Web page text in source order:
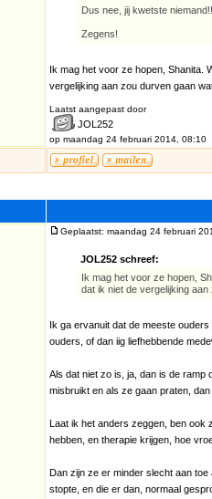
Dus nee, jij kwetste
Zegens!
Ik mag het voor ze hopen, Shanita.
vergelijking aan zou durven gaan
Laatst aangepast door
JOL252
op maandag 24 februari 2014, 08:10
Geplaatst: maandag 24 februari
JOL252 schreef:
Ik mag het voor ze hopen,
dat ik niet de vergelijking
Ik ga ervanuit dat de meeste
ouders, of dan iig liefhebbende
Als dat niet zo is, ja, dan is de
misbruikt en als ze gaan praten,
Laat ik het anders zeggen, ben ook
hebben, en therapie krijgen, hoe
Dan zijn ze er minder slecht aan
stopte, en die er dan, normaal